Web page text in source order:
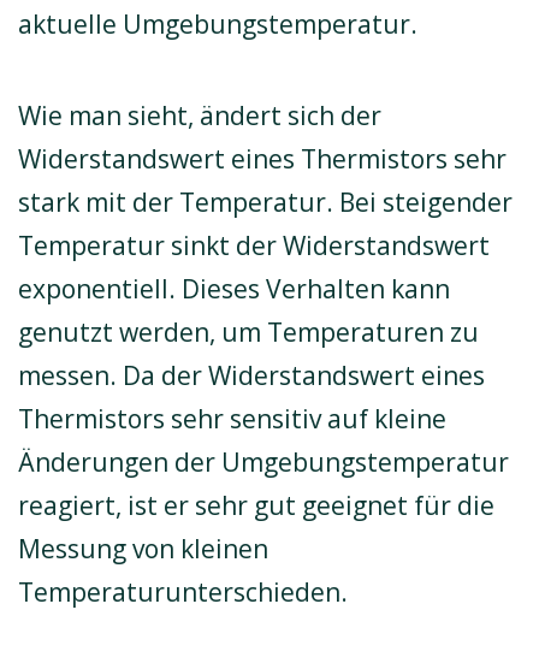
aktuelle Umgebungstemperatur.
Wie man sieht, ändert sich der
Widerstandswert eines Thermistors sehr
stark mit der Temperatur. Bei steigender
Temperatur sinkt der Widerstandswert
exponentiell. Dieses Verhalten kann
genutzt werden, um Temperaturen zu
messen. Da der Widerstandswert eines
Thermistors sehr sensitiv auf kleine
Änderungen der Umgebungstemperatur
reagiert, ist er sehr gut geeignet für die
Messung von kleinen
Temperaturunterschieden.